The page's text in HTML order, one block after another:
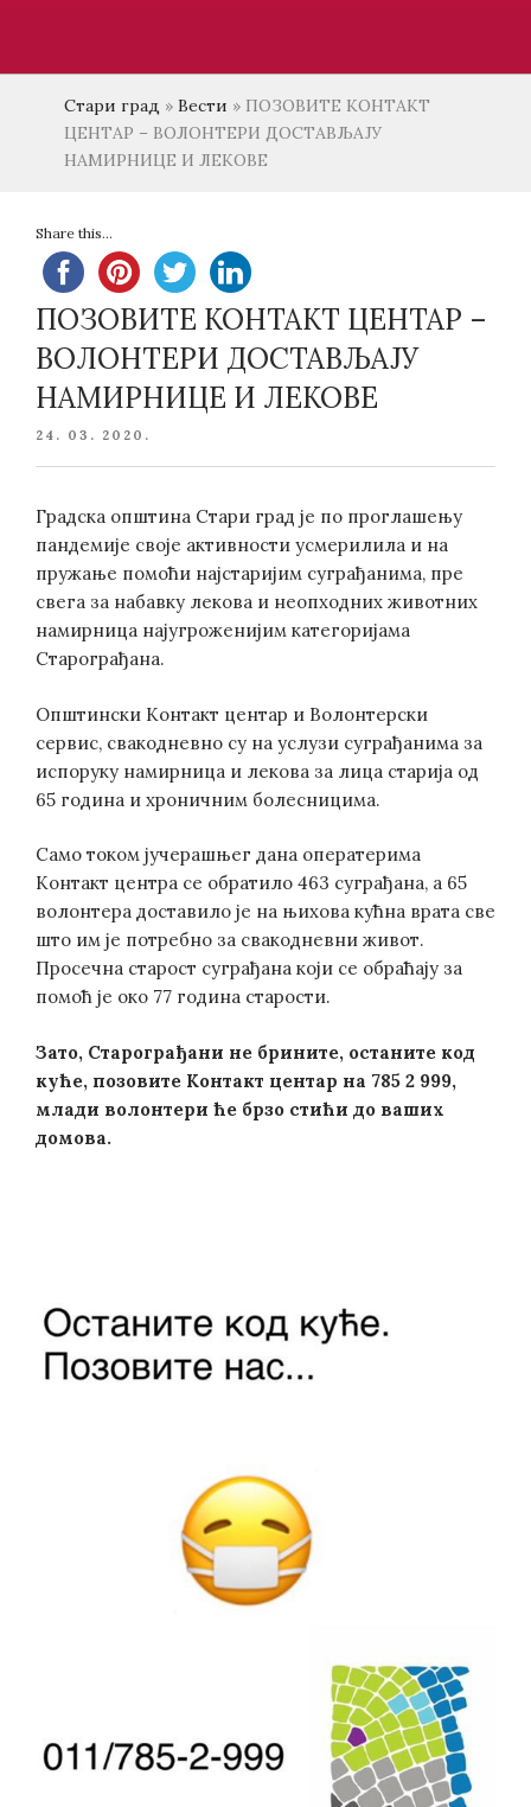
Стари град » Вести » ПОЗОВИТЕ КОНТАКТ
ЦЕНТАР – ВОЛОНТЕРИ ДОСТАВЉАЈУ
НАМИРНИЦЕ И ЛЕКОВЕ
Share this...
ПОЗОВИТЕ КОНТАКТ ЦЕНТАР –
ВОЛОНТЕРИ ДОСТАВЉАЈУ
НАМИРНИЦЕ И ЛЕКОВЕ
POSTED
24. 03. 2020.
Градска општина Стари град је по проглашењу
пандемије своје активности усмерилила и на
пружање помоћи најстаријим суграђанима, пре
свега за набавку лекова и неопходних животних
намирница најугроженијим категоријама
Старограђана.
Општински Контакт центар и Волонтерски
сервис, свакодневно су на услузи суграђанима за
испоруку намирница и лекова за лица старија од
65 година и хроничним болесницима.
Само током јучерашњег дана оператерима
Контакт центра се обратило 463 суграђана, а 65
волонтера доставило је на њихова кућна врата све
што им је потребно за свакодневни живот.
Просечна старост суграђана који се обраћају за
помоћ је око 77 година старости.
Зато, Старограђани не брините, останите код
куће, позовите Контакт центар на 785 2 999,
млади волонтери ће брзо стићи до ваших
домова.